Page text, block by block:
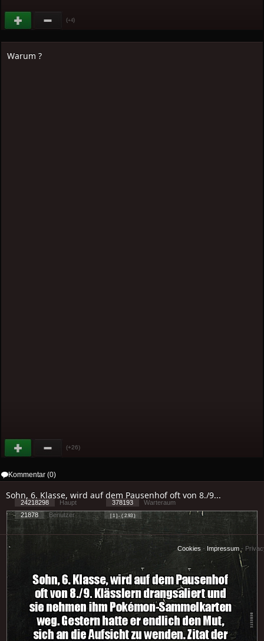
(+4)
Warum ?
(+26)
Kommentar (0)
Sohn, 6. Klasse, wird auf dem Pausenhof oft von 8./9...
24218298 Haupt 378193
Warteraum
21878
Benutzer [ 1 ] - ( 2.93 )
Cookies - Impressum -